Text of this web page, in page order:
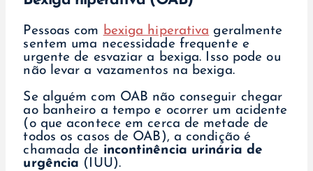
Pessoas com bexiga hiperativa geralmente
sentem uma necessidade frequente e
urgente de esvaziar a bexiga. Isso pode ou
não levar a vazamentos na bexiga.
Se alguém com OAB não conseguir chegar
ao banheiro a tempo e ocorrer um acidente
(o que acontece em cerca de metade de
todos os casos de OAB), a condição é
chamada de incontinência urinária de
urgência (IUU).